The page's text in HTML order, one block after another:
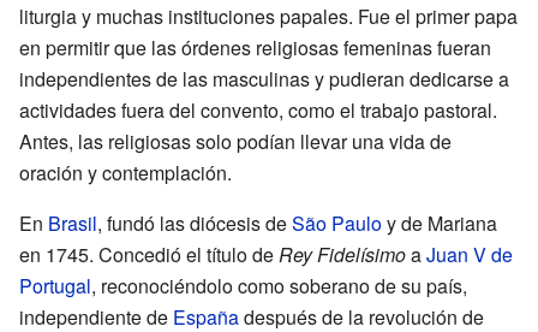
liturgia y muchas instituciones papales. Fue el primer papa
en permitir que las órdenes religiosas femeninas fueran
independientes de las masculinas y pudieran dedicarse a
actividades fuera del convento, como el trabajo pastoral.
Antes, las religiosas solo podían llevar una vida de
oración y contemplación.
En Brasil, fundó las diócesis deSão Pauloy de Mariana
en 1745. Concedió el título deRey FidelísimoaJuan V de
Portugal, reconociéndolo como soberano de su país,
independiente de Españadespués de la revolución de